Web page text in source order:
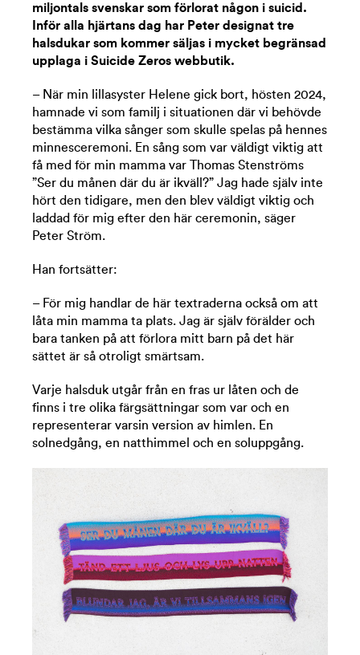
miljontals svenskar som förlorat någon i suicid.
Inför alla hjärtans dag har Peter designat tre
halsdukar som kommer säljas i mycket begränsad
upplaga i Suicide Zeros webbutik.
– När min lillasyster Helene gick bort, hösten 2024,
hamnade vi som familj i situationen där vi behövde
bestämma vilka sånger som skulle spelas på hennes
minnesceremoni. En sång som var väldigt viktig att
få med för min mamma var Thomas Stenströms
”Ser du månen där du är ikväll?” Jag hade själv inte
hört den tidigare, men den blev väldigt viktig och
laddad för mig efter den här ceremonin, säger
Peter Ström.
Han fortsätter:
– För mig handlar de här textraderna också om att
låta min mamma ta plats. Jag är själv förälder och
bara tanken på att förlora mitt barn på det här
sättet är så otroligt smärtsam.
Varje halsduk utgår från en fras ur låten och de
finns i tre olika färgsättningar som var och en
representerar varsin version av himlen. En
solnedgång, en natthimmel och en soluppgång.